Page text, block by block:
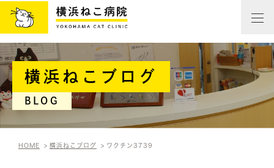
横浜ねこブログ
BLOG
HOME 横浜ねこブログ ワクチン3739